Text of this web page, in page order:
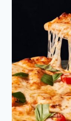
Pesaj